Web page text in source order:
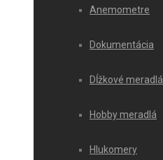
Anemometre
Dokumentácia
Dĺžkové meradlá
Hobby meradlá
Hlukomery